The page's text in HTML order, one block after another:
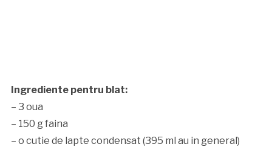
Ingrediente pentru blat:
– 3 oua
– 150 g faina
– o cutie de lapte condensat (395 ml au in general)